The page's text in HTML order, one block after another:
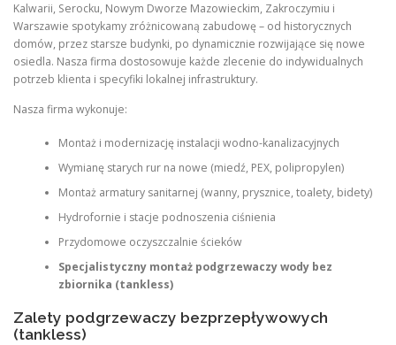
Kalwarii, Serocku, Nowym Dworze Mazowieckim, Zakroczymiu i
Warszawie spotykamy zróżnicowaną zabudowę – od historycznych
domów, przez starsze budynki, po dynamicznie rozwijające się nowe
osiedla. Nasza firma dostosowuje każde zlecenie do indywidualnych
potrzeb klienta i specyfiki lokalnej infrastruktury.
Nasza firma wykonuje:
Montaż i modernizację instalacji wodno-kanalizacyjnych
Wymianę starych rur na nowe (miedź, PEX, polipropylen)
Montaż armatury sanitarnej (wanny, prysznice, toalety, bidety)
Hydrofornie i stacje podnoszenia ciśnienia
Przydomowe oczyszczalnie ścieków
Specjalistyczny montaż podgrzewaczy wody bez
zbiornika (tankless)
Zalety podgrzewaczy bezprzepływowych
(tankless)